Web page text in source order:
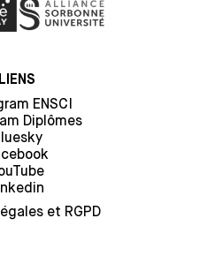
LIENS
ENSCI
Diplômes
et RGPD